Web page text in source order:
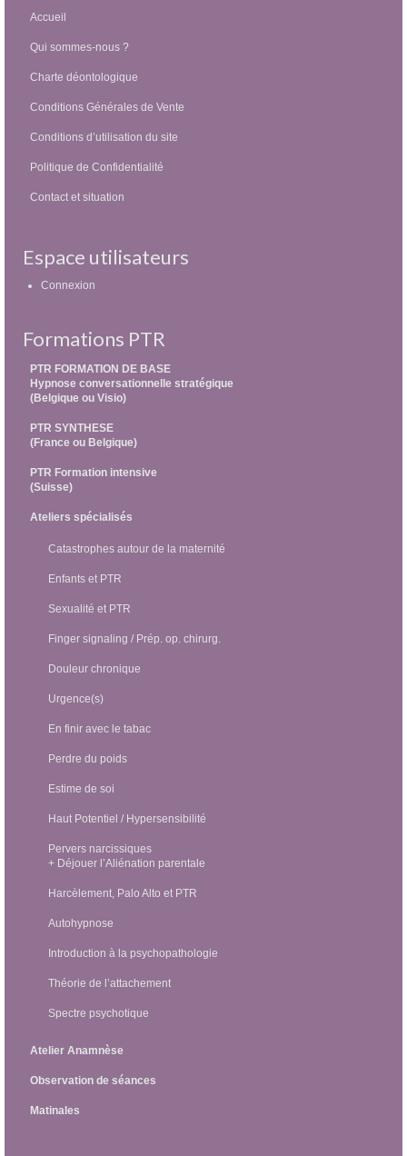
Accueil
Qui sommes-nous ?
Charte déontologique
Conditions Générales de Vente
Conditions d’utilisation du site
Politique de Confidentialité
Contact et situation
Espace utilisateurs
Connexion
Formations PTR
PTR FORMATION DE BASE
Hypnose conversationnelle stratégique
(Belgique ou Visio)
PTR SYNTHESE
(France ou Belgique)
PTR Formation intensive
(Suisse)
Ateliers spécialisés
Catastrophes autour de la maternité
Enfants et PTR
Sexualité et PTR
Finger signaling / Prép. op. chirurg.
Douleur chronique
Urgence(s)
En finir avec le tabac
Perdre du poids
Estime de soi
Haut Potentiel / Hypersensibilité
Pervers narcissiques
+ Déjouer l’Aliénation parentale
Harcèlement, Palo Alto et PTR
Autohypnose
Introduction à la psychopathologie
Théorie de l’attachement
Spectre psychotique
Atelier Anamnèse
Observation de séances
Matinales